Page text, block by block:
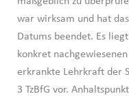
war wirksam und hat
Datums beendet. Es
konkret
erkrankte Lehrkraft der
3 TzBfG vor.